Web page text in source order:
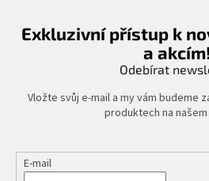
Exkluzivní přístup k
a akcím!
Odebírat
Vložte svůj e-mail a my vám budeme
produktech na
E-mail